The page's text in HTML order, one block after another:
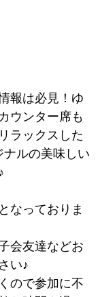
報は必見！ゆ
ウンター席も
ラックスした
ナルの美味しい
なっておりま
会友達などお
い♪
ので参加に不